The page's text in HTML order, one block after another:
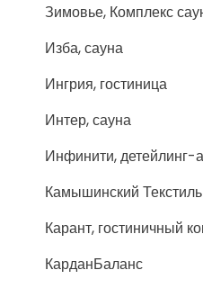
Зимовье, Комплекс
Изба, сауна
Ингрия, гостиница
Интер, сауна
Инфинити, детейлинг-
Камышинский Текстиль
Карант, гостиничный
КарданБаланс